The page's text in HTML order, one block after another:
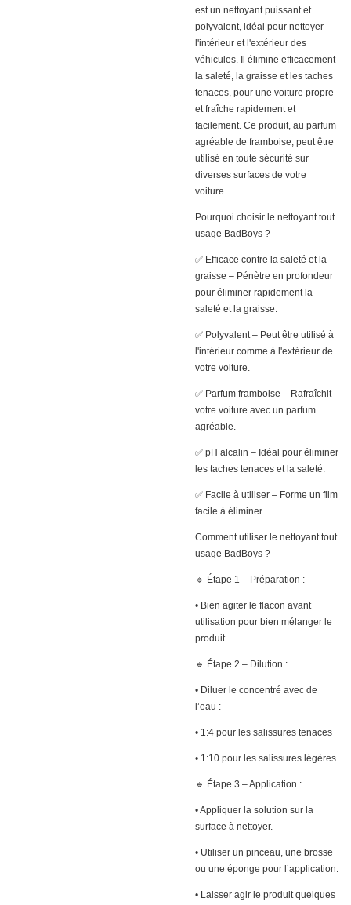
est un nettoyant puissant et
polyvalent, idéal pour nettoyer
l'intérieur et l'extérieur des
véhicules. Il élimine efficacement
la saleté, la graisse et les taches
tenaces, pour une voiture propre
et fraîche rapidement et
facilement. Ce produit, au parfum
agréable de framboise, peut être
utilisé en toute sécurité sur
diverses surfaces de votre
voiture.
Pourquoi choisir le nettoyant tout
usage BadBoys ?
✅ Efficace contre la saleté et la
graisse – Pénètre en profondeur
pour éliminer rapidement la
saleté et la graisse.
✅ Polyvalent – ​​Peut être utilisé à
l'intérieur comme à l'extérieur de
votre voiture.
✅ Parfum framboise – Rafraîchit
votre voiture avec un parfum
agréable.
✅ pH alcalin – Idéal pour éliminer
les taches tenaces et la saleté.
✅ Facile à utiliser – Forme un film
facile à éliminer.
Comment utiliser le nettoyant tout
usage BadBoys ?
🔹 Étape 1 – Préparation :
• Bien agiter le flacon avant
utilisation pour bien mélanger le
produit.
🔹 Étape 2 – Dilution :
• Diluer le concentré avec de
l’eau :
• 1:4 pour les salissures tenaces
• 1:10 pour les salissures légères
🔹 Étape 3 – Application :
• Appliquer la solution sur la
surface à nettoyer.
• Utiliser un pinceau, une brosse
ou une éponge pour l’application.
• Laisser agir le produit quelques